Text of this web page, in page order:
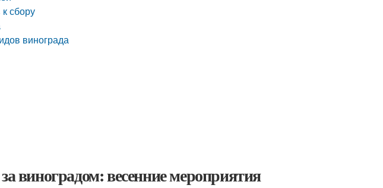
сбору
винограда
виноградом: весенние мероприятия